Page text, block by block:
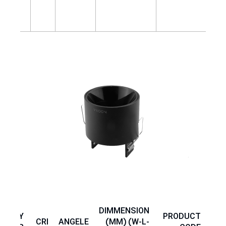
PRODUCT
DIMMENSION
(MM) (W-L-
ANGELE
CRI
BODY